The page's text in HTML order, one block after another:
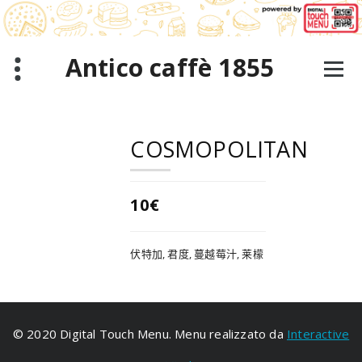
跳
至
正
Antico caffè 1855
COSMOPOLITAN
10€
伏特加, 君度, 蔓越莓汁, 莱檬
© 2020 Digital Touch Menu. Menu realizzato da Interactive